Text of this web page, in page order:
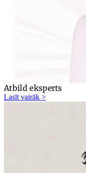
Atbild eksperts
Lasīt vairāk >